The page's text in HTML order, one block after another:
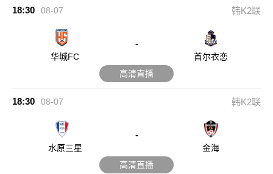
18:30 08-07 韩K2联
华城FC
-
首尔衣恋
高清直播
18:30 08-07 韩K2联
水原三星
-
金海
高清直播